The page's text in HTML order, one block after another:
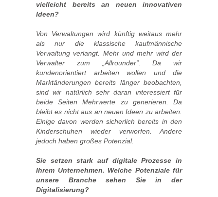
vielleicht bereits an neuen innovativen
Ideen?
Von Verwaltungen wird künftig weitaus mehr
als nur die klassische kaufmännische
Verwaltung verlangt. Mehr und mehr wird der
Verwalter zum „Allrounder”. Da wir
kundenorientiert arbeiten wollen und die
Marktänderungen bereits länger beobachten,
sind wir natürlich sehr daran interessiert für
beide Seiten Mehrwerte zu generieren. Da
bleibt es nicht aus an neuen Ideen zu arbeiten.
Einige davon werden sicherlich bereits in den
Kinderschuhen wieder verworfen. Andere
jedoch haben großes Potenzial.
Sie setzen stark auf digitale Prozesse in
Ihrem Unternehmen. Welche Potenziale für
unsere Branche sehen Sie in der
Digitalisierung?